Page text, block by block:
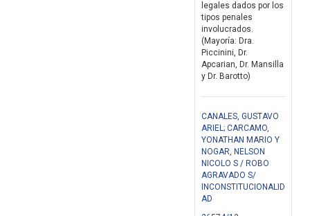
legales dados por los
tipos penales
involucrados.
(Mayoría: Dra.
Piccinini, Dr.
Apcarian, Dr. Mansilla
y Dr. Barotto)
CANALES, GUSTAVO
ARIEL; CARCAMO,
YONATHAN MARIO Y
NOGAR, NELSON
NICOLO S / ROBO
AGRAVADO S/
INCONSTITUCIONALID
AD